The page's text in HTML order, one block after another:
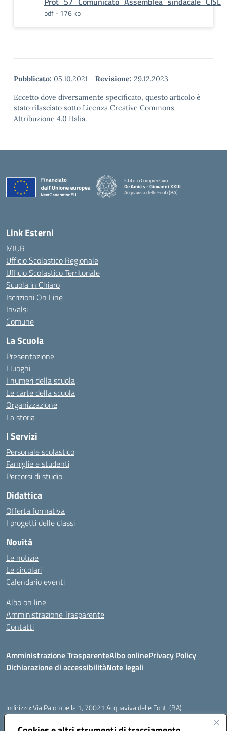
pdf - 176 kb
Pubblicato: 05.10.2021 - Revisione: 29.12.2023
Eccetto dove diversamente specificato, questo articolo è
stato rilasciato sotto Licenza Creative Commons
Attribuzione 4.0 Italia.
Istituto Comprensivo
De Amicis - Giovanni XXIII
Acquaviva delle Fonti (BA)
— Visita la pagina iniziale della scuola
Link Esterni
MIUR
Ufficio Scolastico Regionale
Ufficio Scolastico Territoriale
Scuola in Chiaro
Iscrizioni On Line
Invalsi
Comune
La Scuola
Presentazione
I luoghi
I numeri della scuola
Le carte della scuola
Organizzazione
La storia
I Servizi
Personale scolastico
Famiglie e studenti
Percorsi di studio
Didattica
Offerta formativa
I progetti delle classi
Novità
Le notizie
Le circolari
Calendario eventi
Albo on line
Amministrazione Trasparente
Contatti
Amministrazione TrasparenteAlbo onlinePrivacy Policy
Dichiarazione di accessibilitàNote legali
Indirizzo:Via Palombella 1, 70021 Acquaviva delle Fonti (BA)
Centralino:
Posta elettronica certificata (PEC):baic89400e@pec.istruzione.it